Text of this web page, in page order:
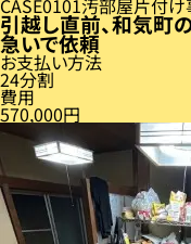
引越し直前、和気町
急いで依頼
お支払い方法
24分割
費用
570,000円